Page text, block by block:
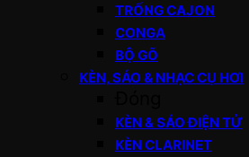
TRỐNG CAJON
CONGA
BỘ GÕ
KÈN, SÁO & NHẠC CỤ HƠI
KÈN & SÁO ĐIỆN TỬ
KÈN CLARINET